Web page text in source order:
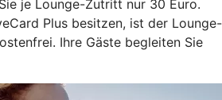
je Lounge-Zutritt nur 30 Euro.
Plus besitzen, ist der Lounge-
Ihre Gäste begleiten Sie